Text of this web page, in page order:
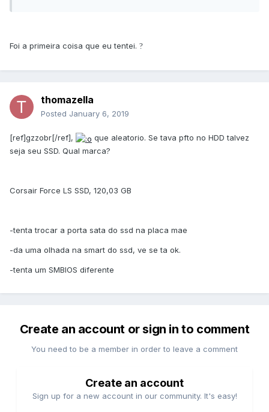
Foi a primeira coisa que eu tentei. ?
thomazella
Posted January 6, 2019
[ref]gzzobr[/ref],
que aleatorio. Se tava pfto no HDD talvez
seja seu SSD. Qual marca?
Corsair Force LS SSD, 120,03 GB
-tenta trocar a porta sata do ssd na placa mae
-da uma olhada na smart do ssd, ve se ta ok.
-tenta um SMBIOS diferente
Create an account or sign in to comment
You need to be a member in order to leave a comment
Create an account
Sign up for a new account in our community. It's easy!